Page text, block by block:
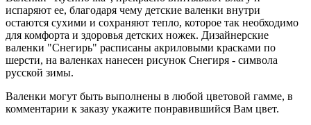
испаряют ее, благодаря чему детские валенки внутри
остаются сухими и сохраняют тепло, которое так необходимо
для комфорта и здоровья детских ножек. Дизайнерские
валенки "Снегирь" расписаны акриловыми красками по
шерсти, на валенках нанесен рисунок Снегиря - символа
русской зимы.
Валенки могут быть выполнены в любой цветовой гамме, в
комментарии к заказу укажите понравившийся Вам цвет.